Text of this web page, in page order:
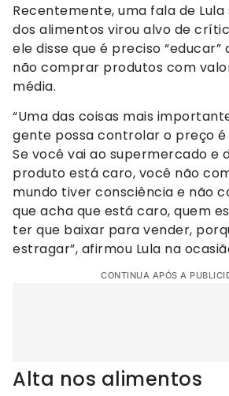
Recentemente, uma fala de
dos alimentos virou alvo de
ele disse que é preciso “educar”
não comprar produtos com
média.
“Uma das coisas mais
gente possa controlar o preço
Se você vai ao supermercado e
produto está caro, você não
mundo tiver consciência e não
que acha que está caro, quem
ter que baixar para vender,
estragar”, afirmou Lula na
CONTINUA APÓS A
Alta nos alimentos